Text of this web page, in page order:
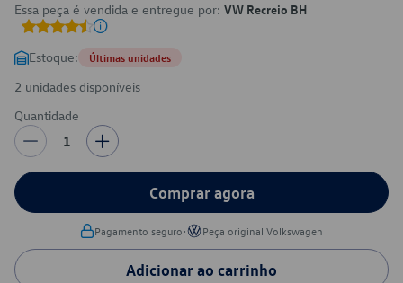
Essa peça é vendida e entregue por: VW Recreio BH
Estoque: Últimas unidades
2 unidades disponíveis
Quantidade
1
Comprar agora
Pagamento seguro• Peça original Volkswagen
Adicionar ao carrinho